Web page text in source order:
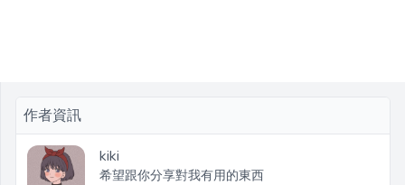
作者資訊
kiki
希望跟你分享對我有用的東西